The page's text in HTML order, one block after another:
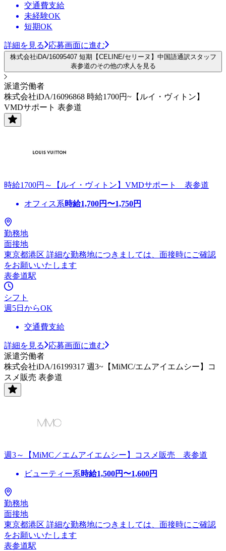
交通費支給
未経験OK
短期OK
詳細を見る 応募画面に進む
株式会社iDA/16095407 短期【CELINE/セリーヌ】中国語通訳スタッフ
表参道のその他の求人を見る
派遣労働者
株式会社iDA/16096868 時給1700円~【ルイ・ヴィトン】
VMDサポート 表参道
時給1700円～【ルイ・ヴィトン】VMDサポート 表参道
オフィス系時給1,700円〜1,750円
勤務地
面接地
東京都港区 詳細な勤務地につきましては、面接時にご確認
をお願いいたします
表参道駅
シフト
週5日からOK
交通費支給
詳細を見る
応募画面に進む
派遣労働者
株式会社iDA/16199317 週3~【MiMC/エムアイエムシー】コ
スメ販売 表参道
週3～【MiMC／エムアイエムシー】コスメ販売 表参道
ビューティー系時給1,500円〜1,600円
勤務地
面接地
東京都港区 詳細な勤務地につきましては、面接時にご確認
をお願いいたします
表参道駅